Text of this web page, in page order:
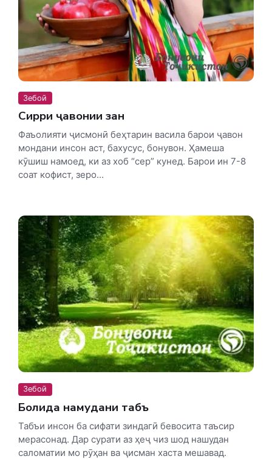
Зебоӣ
Сирри ҷавонии зан
Фаъолияти ҷисмонӣ беҳтарин васила барои ҷавон
мондани инсон аст, бахусус, бонувон. Ҳамеша
кӯшиш намоед, ки аз хоб “сер” кунед. Барои ин 7-8
соат кофист, зеро...
Зебоӣ
Болида намудани табъ
Табъи инсон ба сифати зиндагӣ бевосита таъсир
мерасонад. Дар сурати аз ҳеҷ чиз шод нашудан
саломатии мо рӯҳан ва ҷисман хаста мешавад.